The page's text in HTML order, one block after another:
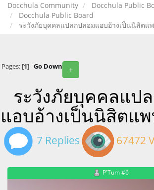
Docchula Community
Docchula Public
Docchula Public Board
ระวังภัยบุคคลแปลกปลอมแอบอ้างเป็นนิสิตแ
+
Pages: [1] Go Down
ระวังภัยบุคคลแป
แอบอ้างเป็นนิสิตแ
7 Replies 67472
P'Tum #6